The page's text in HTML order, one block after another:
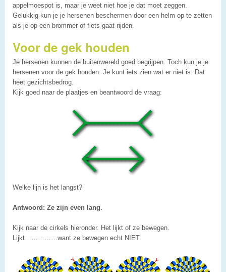
appelmoespot is, maar je weet niet hoe je dat moet zeggen.
Gelukkig kun je je hersenen beschermen door een helm op te zetten
als je op een brommer of fiets gaat rijden.
Voor de gek houden
Je hersenen kunnen de buitenwereld goed begrijpen. Toch kun je je
hersenen voor de gek houden. Je kunt iets zien wat er niet is. Dat
heet gezichtsbedrog.
Kijk goed naar de plaatjes en beantwoord de vraag:
Welke lijn is het langst?
Antwoord: Ze zijn even lang.
Kijk naar de cirkels hieronder. Het lijkt of ze bewegen.
Lijkt……………want ze bewegen echt NIET.